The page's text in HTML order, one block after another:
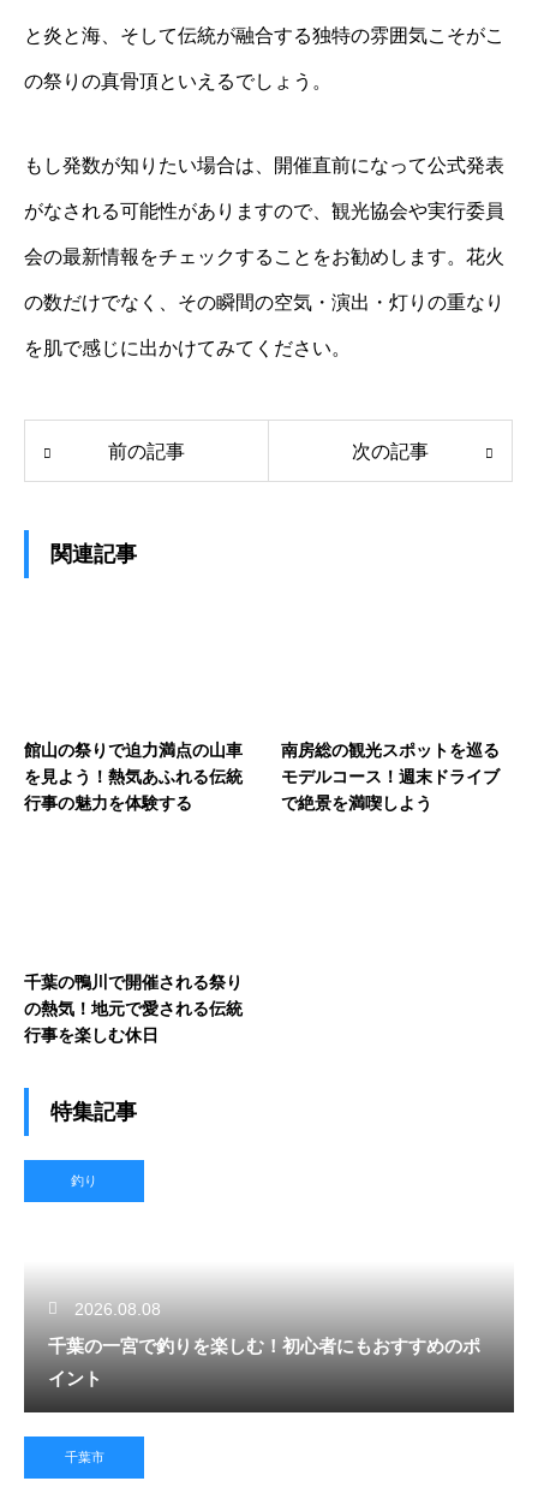
と炎と海、そして伝統が融合する独特の雰囲気こそがこ
の祭りの真骨頂といえるでしょう。
もし発数が知りたい場合は、開催直前になって公式発表
がなされる可能性がありますので、観光協会や実行委員
会の最新情報をチェックすることをお勧めします。花火
の数だけでなく、その瞬間の空気・演出・灯りの重なり
を肌で感じに出かけてみてください。
前の記事 次の記事
関連記事
館山の祭りで迫力満点の山車
を見よう！熱気あふれる伝統
行事の魅力を体験する
南房総の観光スポットを巡る
モデルコース！週末ドライブ
で絶景を満喫しよう
千葉の鴨川で開催される祭り
の熱気！地元で愛される伝統
行事を楽しむ休日
特集記事
釣り
2026.08.08
千葉の一宮で釣りを楽しむ！初心者にもおすすめのポ
イント
千葉市